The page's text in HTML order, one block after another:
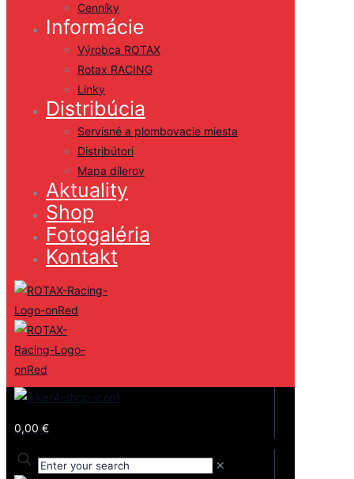
Cenníky
Informácie
Výrobca ROTAX
Rotax RACING
Linky
Distribúcia
Servisné a plombovacie miesta
Distribútori
Mapa dílerov
Aktuality
Shop
Fotogaléria
Kontakt
0,00 €
✕